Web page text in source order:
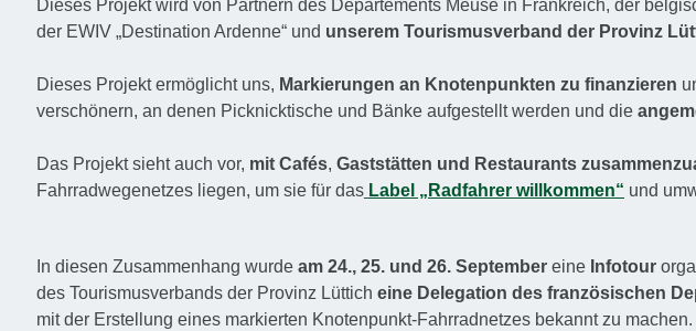
Dieses Projekt wird von Partnern des Departements Meuse in Frankreich, der
der EWIV „Destination Ardenne“ und unserem Tourismusverband der Provinz
Dieses Projekt ermöglicht uns, Markierungen an Knotenpunkten zu finanzieren
verschönern, an denen Picknicktische und Bänke aufgestellt werden und die
Das Projekt sieht auch vor, mit Cafés, Gaststätten und Restaurants
Fahrradwegenetzes liegen, um sie für das Label „Radfahrer willkommen“ und
In diesen Zusammenhang wurde am 24., 25. und 26. Septembereine Infotour
des Tourismusverbands der Provinz Lüttich eine Delegation des französischen
mit der Erstellung eines markierten Knotenpunkt-Fahrradnetzes bekannt zu machen.